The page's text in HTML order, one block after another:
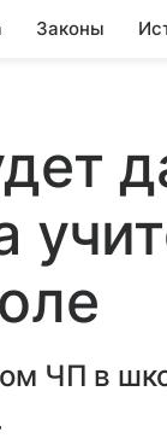
Законы
ЧП в